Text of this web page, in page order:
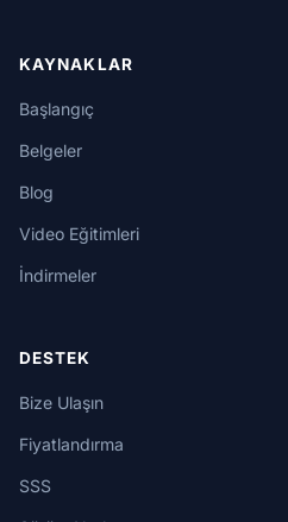
KAYNAKLAR
Başlangıç
Belgeler
Blog
Video Eğitimleri
İndirmeler
DESTEK
Bize Ulaşın
Fiyatlandırma
SSS